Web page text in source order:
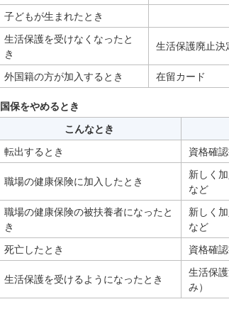
子どもが生まれたとき
生活保護を受けなくなったと
き
生活保護廃止決
外国籍の方が加入するとき 在留カード
国保をやめるとき
こんなとき
転出するとき
資格確
職場の健康保険に加入したとき
新しく
など
職場の健康保険の被扶養者になったと
き
新しく
など
死亡したとき
資格確
生活保護を受けるようになったとき
生活保
み）